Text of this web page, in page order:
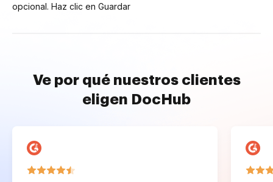
opcional. Haz clic en Guardar
Ve por qué nuestros clientes
eligen DocHub